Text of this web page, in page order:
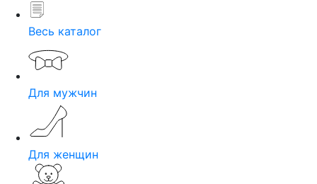
Весь каталог
Для мужчин
Для женщин